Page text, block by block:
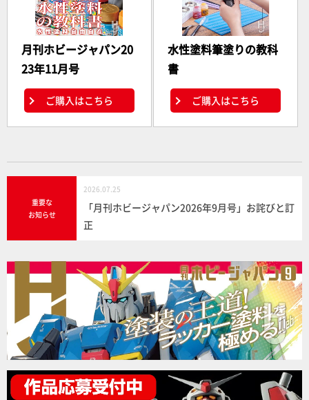
月刊ホビージャパン20
23年11月号
ご購入はこちら
水性塗料筆塗りの教科
書
ご購入はこちら
重要な
お知らせ
2026.07.25
「月刊ホビージャパン2026年9月号」お詫びと訂
正